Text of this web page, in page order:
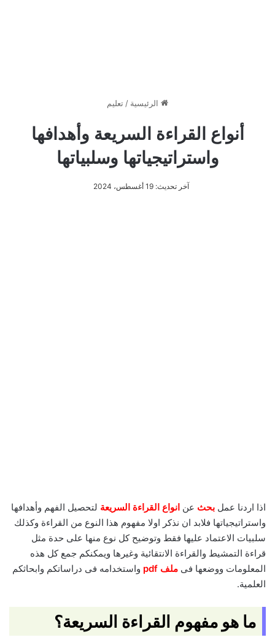
الرئيسية /تعليم
أنواع القراءة السريعة وأهدافها
واستراتيجياتها وسلبياتها
آخر تحديث: 19 أغسطس، 2024
اذا اردنا عمل بحث عن انواع القراءة السريعة لتحصيل الفهم وأهدافها
واستراتيجياتها فلابد ان نذكر اولا مفهوم هذا النوع من القراءة وكذلك
سلبيات الاعتماد عليها فقط وتوضيح كل نوع منها على حدة مثل
قراءة التمشيط والقراءة الانتقائية وغيرها ويمكنكم جمع كل هذه
المعلومات ووضعها فى ملف pdf
واستخدامه فى دراساتكم وابحاثكم
العلمية.
ما هو مفهوم القراءة السريعة؟